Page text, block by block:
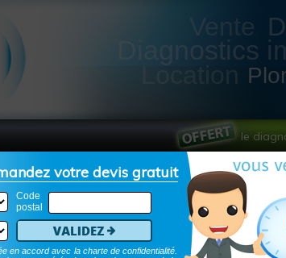
Vente
Diagnostics
le
votre devis gratuit
Code
postal
Validez
en accord avec la charte de confidentialité.